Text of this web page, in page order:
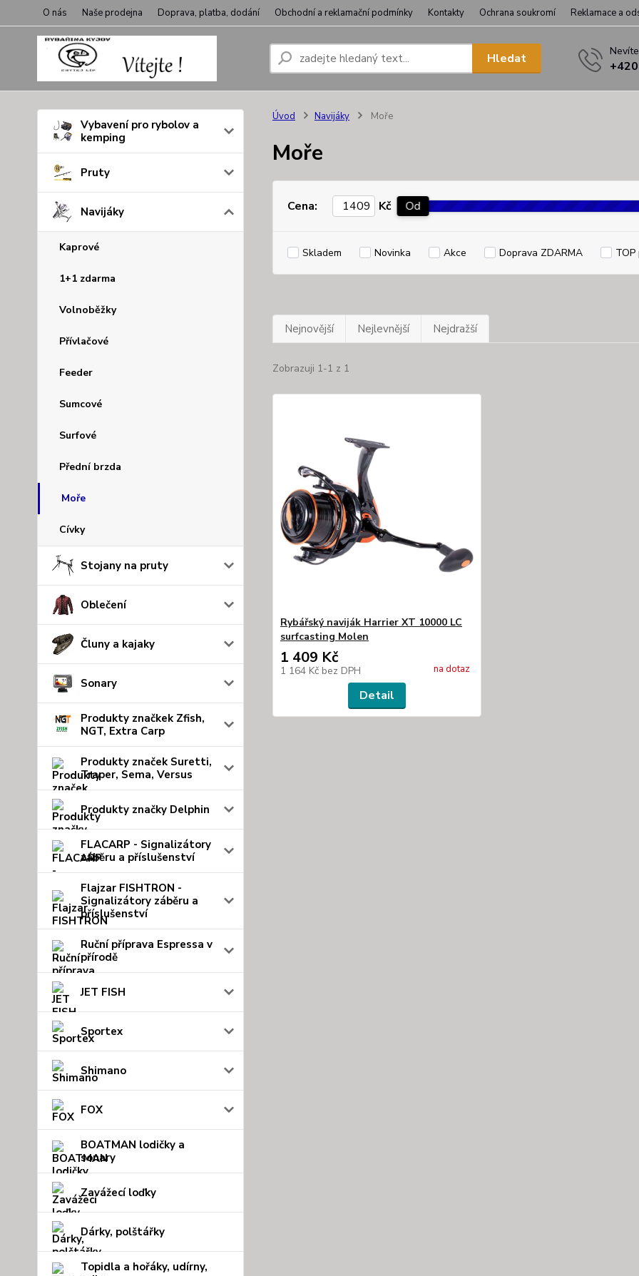
O nás Naše prodejna Doprava, platba, dodání Obchodní a reklamační podmínky Kontakty Ochrana soukromí Reklamace a
Hledat
Vybavení pro rybolov a
kemping
Pruty
Navijáky
Kaprové
1+1 zdarma
Volnoběžky
Přívlačové
Feeder
Sumcové
Surfové
Přední brzda
Moře
Cívky
Stojany na pruty
Oblečení
Čluny a kajaky
Sonary
Produkty značkek Zfish,
NGT, Extra Carp
Produkty značek Suretti,
Traper, Sema, Versus
Produkty značky Delphin
FLACARP - Signalizátory
záběru a příslušenství
Flajzar FISHTRON -
Signalizátory záběru a
příslušenství
Ruční příprava Espressa v
přírodě
JET FISH
Sportex
Shimano
FOX
BOATMAN lodičky a
sonary
Zavážecí loďky
Dárky, polštářky
Topidla a hořáky, udírny,
Úvod Navijáky Moře
Moře
Cena: Kč Od
Skladem Novinka Akce Doprava ZDARMA
Nejnovější Nejlevnější Nejdražší
Zobrazuji 1-1 z 1
Rybářský naviják Harrier XT 10000 LC
surfcasting Molen
1 409 Kč
1 164 Kč bez DPH na dotaz
Detail